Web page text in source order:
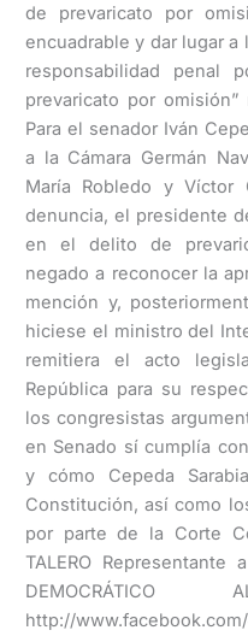
de prevaricato por
encuadrable y dar lugar
responsabilidad penal
prevaricato por
Para el senador Iván
a la Cámara Germán
María Robledo y Víctor
denuncia, el presidente
en el delito de
negado a reconocer la
mención y,
hiciese el ministro del
remitiera el acto
República para su
los congresistas
en Senado sí cumplía
y cómo Cepeda
Constitución, así como
por parte de la Corte
TALERO
DEMOCRÁTICO
http://